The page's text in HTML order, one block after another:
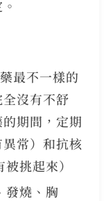
最不一樣的
沒有不舒
期間，定期
常）和抗核
挑起來）
發燒、胸